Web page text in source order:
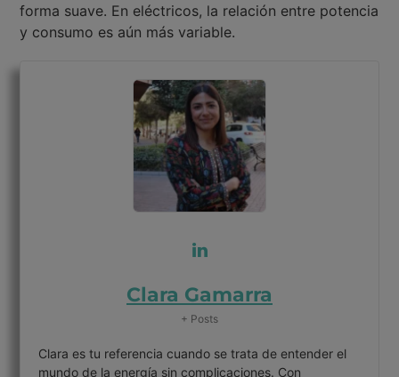
forma suave. En eléctricos, la relación entre potencia
y consumo es aún más variable.
Clara Gamarra
+ Posts
Clara es tu referencia cuando se trata de entender el
mundo de la energía sin complicaciones. Con